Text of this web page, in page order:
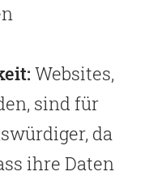
Websites,
sind für
da
ihre Daten